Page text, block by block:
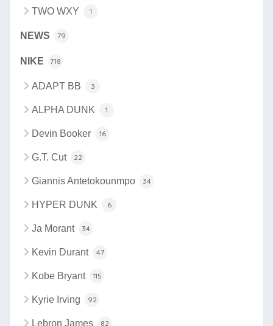
TWO WXY 1
NEWS 79
NIKE 718
ADAPT BB 3
ALPHA DUNK 1
Devin Booker 16
G.T. Cut 22
Giannis Antetokounmpo 34
HYPER DUNK 6
Ja Morant 34
Kevin Durant 47
Kobe Bryant 115
Kyrie Irving 92
Lebron James 82